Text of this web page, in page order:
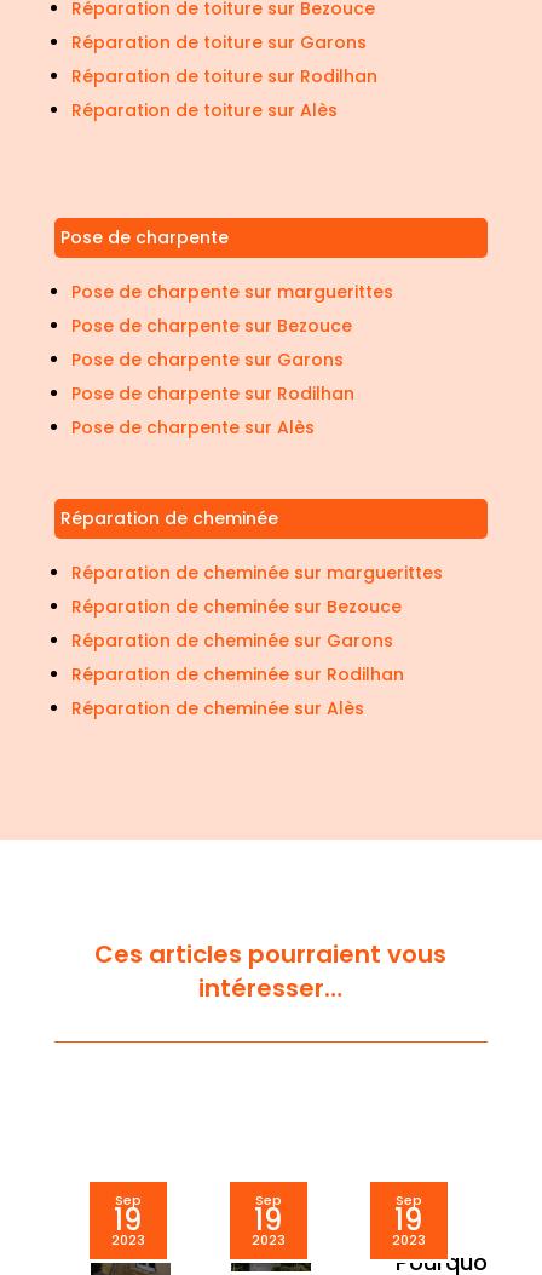
Réparation de toiture sur Bezouce
Réparation de toiture sur Garons
Réparation de toiture sur Rodilhan
Réparation de toiture sur Alès
Pose de charpente
Pose de charpente sur marguerittes
Pose de charpente sur Bezouce
Pose de charpente sur Garons
Pose de charpente sur Rodilhan
Pose de charpente sur Alès
Réparation de cheminée
Réparation de cheminée sur marguerittes
Réparation de cheminée sur Bezouce
Réparation de cheminée sur Garons
Réparation de cheminée sur Rodilhan
Réparation de cheminée sur Alès
Ces articles pourraient vous
intéresser…
Sep
19
2023
Sep
19
2023
Sep
19
2023
Pourquoi